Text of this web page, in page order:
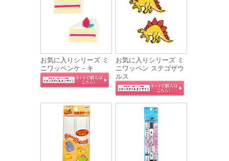
お気に入りシリーズ ミ
ニワッペンケ－キ
お気に入りシリーズ ミ
ニワッペン ステゴザウ
ルス